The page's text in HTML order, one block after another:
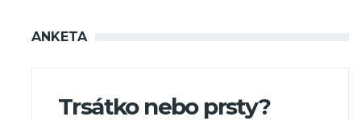
ANKETA
Trsátko nebo prsty?